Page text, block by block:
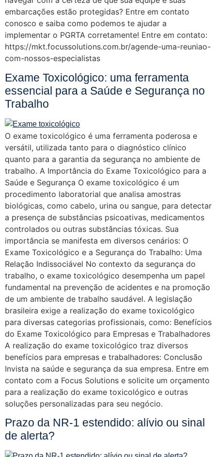
embarcações estão protegidas? Entre em contato
conosco e saiba como podemos te ajudar a
implementar o PGRTA corretamente! Entre em contato:
https://mkt.focussolutions.com.br/agende-uma-reuniao-
com-nossos-especialistas
Exame Toxicológico: uma ferramenta
essencial para a Saúde e Segurança no
Trabalho
O exame toxicológico é uma ferramenta poderosa e
versátil, utilizada tanto para o diagnóstico clínico
quanto para a garantia da segurança no ambiente de
trabalho. A Importância do Exame Toxicológico para a
Saúde e Segurança O exame toxicológico é um
procedimento laboratorial que analisa amostras
biológicas, como cabelo, urina ou sangue, para detectar
a presença de substâncias psicoativas, medicamentos
controlados ou outras substâncias tóxicas. Sua
importância se manifesta em diversos cenários: O
Exame Toxicológico e a Segurança do Trabalho: Uma
Relação Indissociável No contexto da segurança do
trabalho, o exame toxicológico desempenha um papel
fundamental na prevenção de acidentes e na promoção
de um ambiente de trabalho saudável. A legislação
brasileira exige a realização do exame toxicológico
para diversas categorias profissionais, como: Benefícios
do Exame Toxicológico para Empresas e Trabalhadores
A realização do exame toxicológico traz diversos
benefícios para empresas e trabalhadores: Conclusão
Invista na saúde e segurança da sua empresa. Entre em
contato com a Focus Solutions e solicite um orçamento
para a realização do exame toxicológico e outras
soluções personalizadas para seu negócio.
Prazo da NR-1 estendido: alívio ou sinal
de alerta?